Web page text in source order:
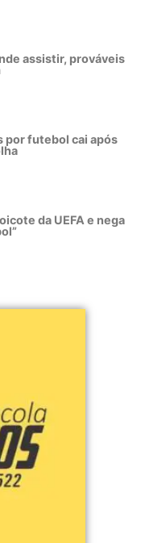
assistir, prováveis
por futebol cai após
da UEFA e nega